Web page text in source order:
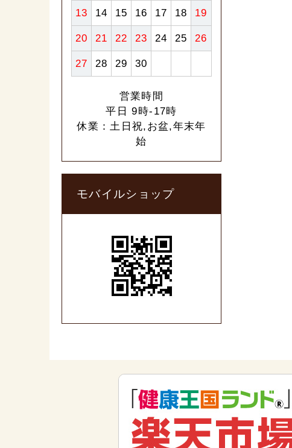
13 14 15 16 17 18 19
20 21 22 23 24 25 26
27 28 29 30
営業時間
平日 9時-17時
休業：土日祝,お盆,年末年
始
モバイルショップ